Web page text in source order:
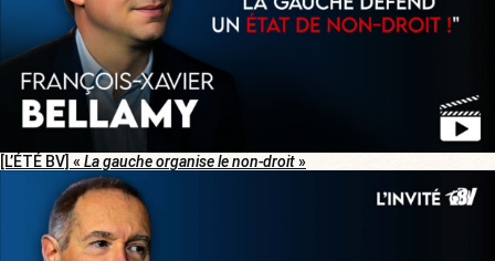
[L’ÉTÉ BV] « La gauche organise le non-droit»